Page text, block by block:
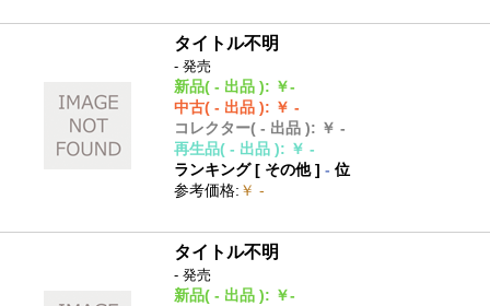
タイトル不明
- 発売
新品( - 出品 ): ￥-
中古( - 出品 ): ￥ -
コレクター( - 出品 ): ￥ -
再生品( - 出品 ): ￥ -
ランキング [ その他]- 位
参考価格: ￥ -
タイトル不明
- 発売
新品( - 出品 ): ￥-